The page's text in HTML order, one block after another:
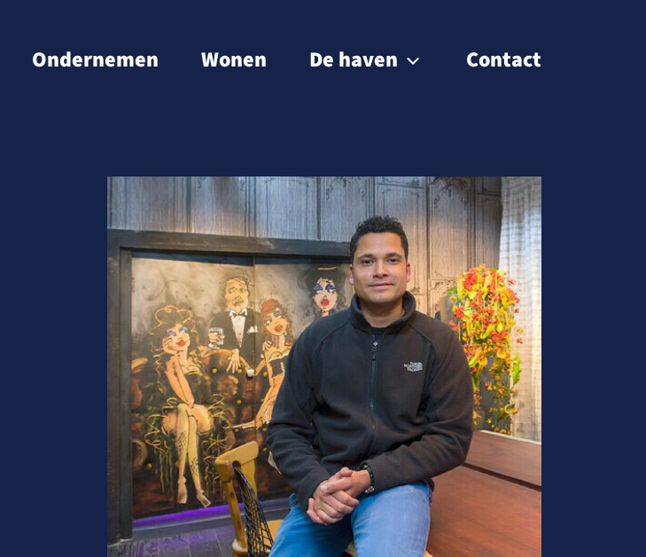
Ondernemen Wonen De haven
Museumhaven
Historie
BIZ
Contact